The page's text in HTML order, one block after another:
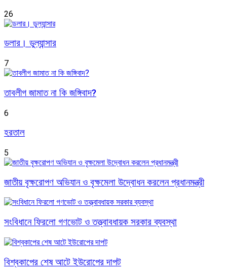
26
ডলার। ডুল্যান্সার
7
তাবলীগ জামাত না কি জঙ্গিবাদ?
6
হরতাল
5
জাতীয় বৃক্ষরোপণ অভিযান ও বৃক্ষমেলা উদ্বোধন করলেন প্রধানমন্ত্রী
সংবিধানে ফিরলো গণভোট ও তত্ত্বাবধায়ক সরকার ব্যবস্থা
বিশ্বকাপের শেষ আটে ইউরোপের দাপট